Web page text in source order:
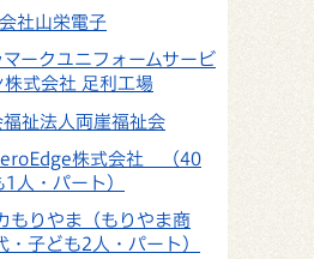
社山栄電子
ークユニフォームサービ
株式会社 足利工場
祉法人両崖福祉会
株式会社 （40
人・パート）
もりやま（もりやま商
・子ども2人・パート）